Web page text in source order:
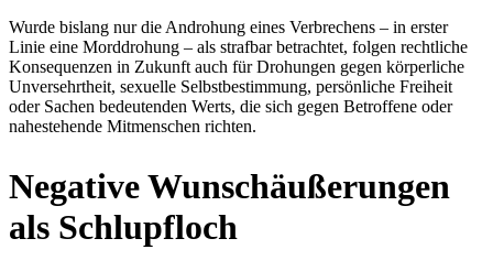
Wurde bislang nur die Androhung eines Verbrechens – in erster
Linie eine Morddrohung – als strafbar betrachtet, folgen rechtliche
Konsequenzen in Zukunft auch für Drohungen gegen körperliche
Unversehrtheit, sexuelle Selbstbestimmung, persönliche Freiheit
oder Sachen bedeutenden Werts, die sich gegen Betroffene oder
nahestehende Mitmenschen richten.
Negative Wunschäußerungen
als Schlupfloch